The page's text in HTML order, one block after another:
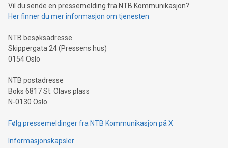
Vil du sende en pressemelding fra NTB Kommunikasjon?
Her finner du mer informasjon om tjenesten
NTB besøksadresse
Skippergata 24 (Pressens hus)
0154 Oslo
NTB postadresse
Boks 6817 St. Olavs plass
N-0130 Oslo
Følg pressemeldinger fra NTB Kommunikasjon på X
Informasjonskapsler